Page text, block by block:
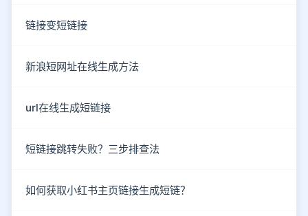
链接变短链接
新浪短网址在线生成方法
url在线生成短链接
短链接跳转失败？三步排查法
如何获取小红书主页链接生成短链？